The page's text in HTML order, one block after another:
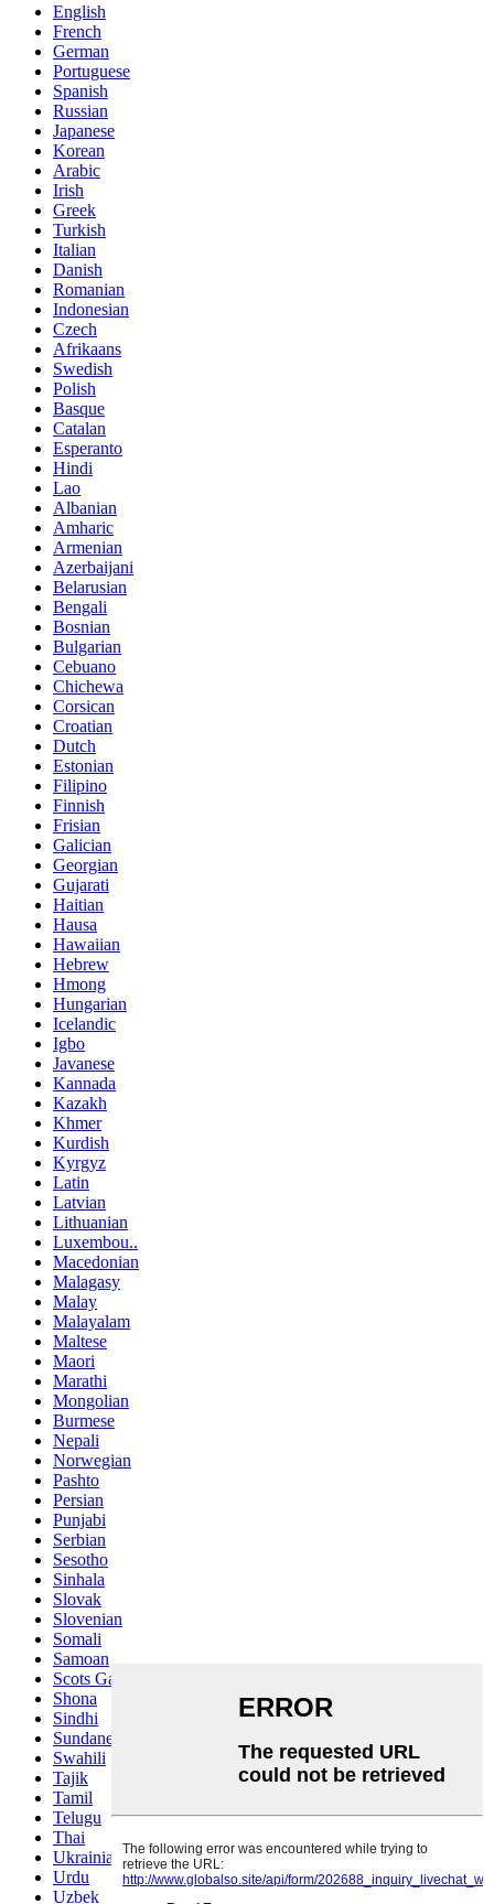
English
French
German
Portuguese
Spanish
Russian
Japanese
Korean
Arabic
Irish
Greek
Turkish
Italian
Danish
Romanian
Indonesian
Czech
Afrikaans
Swedish
Polish
Basque
Catalan
Esperanto
Hindi
Lao
Albanian
Amharic
Armenian
Azerbaijani
Belarusian
Bengali
Bosnian
Bulgarian
Cebuano
Chichewa
Corsican
Croatian
Dutch
Estonian
Filipino
Finnish
Frisian
Galician
Georgian
Gujarati
Haitian
Hausa
Hawaiian
Hebrew
Hmong
Hungarian
Icelandic
Igbo
Javanese
Kannada
Kazakh
Khmer
Kurdish
Kyrgyz
Latin
Latvian
Lithuanian
Luxembou..
Macedonian
Malagasy
Malay
Malayalam
Maltese
Maori
Marathi
Mongolian
Burmese
Nepali
Norwegian
Pashto
Persian
Punjabi
Serbian
Sesotho
Sinhala
Slovak
Slovenian
Somali
Samoan
Scots Gaelic
Shona
Sindhi
Sundanese
Swahili
Tajik
Tamil
Telugu
Thai
Ukrainian
Urdu
Uzbek